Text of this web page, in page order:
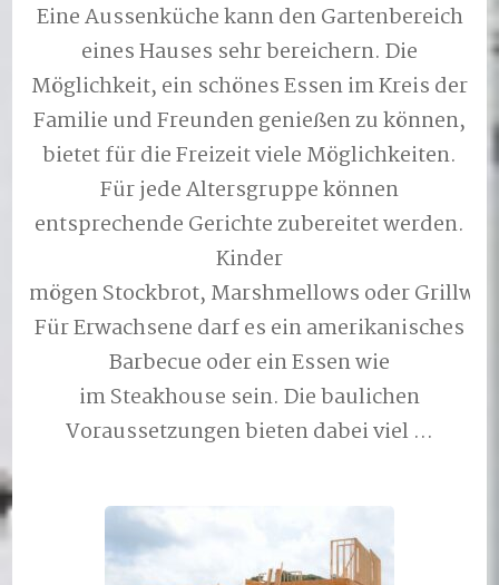
Eine Aussenküche kann den Gartenbereich
eines Hauses sehr bereichern. Die
Möglichkeit, ein schönes Essen im Kreis der
Familie und Freunden genießen zu können,
bietet für die Freizeit viele Möglichkeiten.
Für jede Altersgruppe können
entsprechende Gerichte zubereitet werden.
Kinder
mögen Stockbrot, Marshmellows oder
Für Erwachsene darf es ein amerikanisches
Barbecue oder ein Essen wie
im Steakhouse sein. Die baulichen
Voraussetzungen bieten dabei viel …